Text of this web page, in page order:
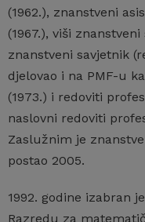
(1962.), znanstveni
(1967.), viši
znanstveni savjetnik
djelovao i na PMF-u
(1973.) i redoviti
naslovni redoviti
Zaslužnim je
postao 2005.
1992. godine izabran
Razredu za